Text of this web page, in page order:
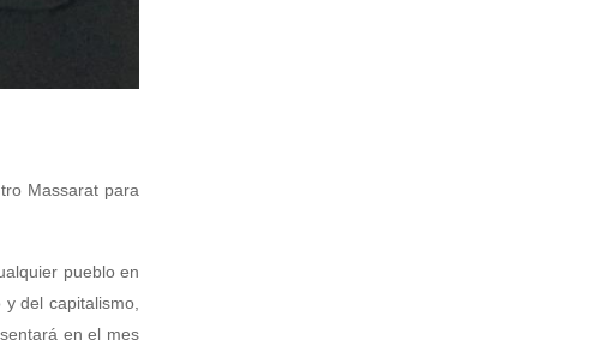
Massarat para
pueblo en
del capitalismo,
en el mes